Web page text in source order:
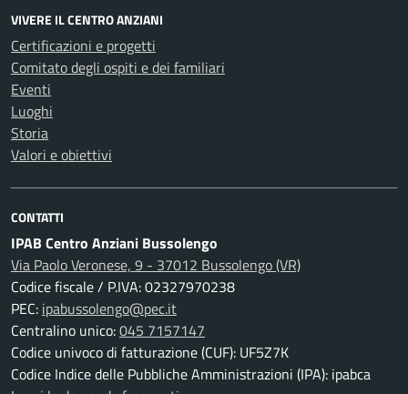
VIVERE IL CENTRO ANZIANI
Certificazioni e progetti
Comitato degli ospiti e dei familiari
Eventi
Luoghi
Storia
Valori e obiettivi
CONTATTI
IPAB Centro Anziani Bussolengo
Via Paolo Veronese, 9 - 37012 Bussolengo (VR)
Codice fiscale / P.IVA: 02327970238
PEC: ipabussolengo@pec.it
Centralino unico:045 7157147
Codice univoco di fatturazione (CUF): UF5Z7K
Codice Indice delle Pubbliche Amministrazioni (IPA): ipabca